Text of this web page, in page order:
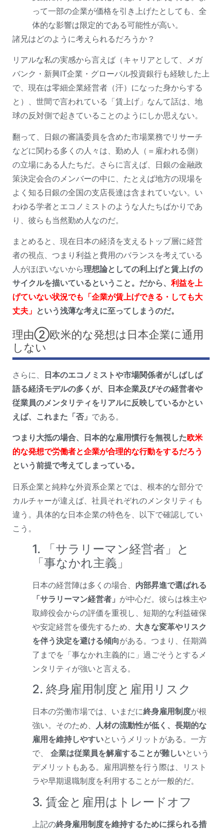
って一部の企業が価格を引き上げたとしても、全
体的な影響は限定的である可能性が高い。
諸兄はどのように考えられるだろうか？
リアルな私の実感から言えば（キャリアとして、メガ
バンク・新興IT企業・グローバル投資銀行も経験した上
で、現在は零細企業経営者（汗）になった身からする
と）、世間で言われている「賃上げ」なんて話は、地
球の反対側で起きていることのようにしか思えない。
翻って、日銀の審議委員を含めた市場業務でリサーチ
などに関わる多くの人々は、勤め人（＝雇われる側）
の立場にある人たちだ。さらに言えば、日銀の金融政
策決定会合のメンバーの中に、たとえば地方の現場を
よく知る日銀の全国の支店長達は含まれていない。い
わゆる学者とエコノミストのような人たちばかりであ
り、彼らも当然勤め人なのだ。
まとめると、現在日本の経済を支えるトップ層に経営
者の視点、つまり利益と費用のバランスを考えている
人がほぼいないから理想論としての利上げと賃上げの
サイクルを描いているということ。だから、 利益を上
げていない状況でも「企業が賃上げできる・しても大
丈夫」 という浅薄な考えに至ってしまうのだ。
理由②欧米的な発想は日本企業に通用
しない
さらに、 日本のエコノミストや市場関係者がしばしば
語る経済モデルの多くが、日本企業及びその経営者や
従業員のメンタリティをリアルに反映しているかとい
えば、これまた「否」 である。
つまり大抵の場合、日本的な雇用慣行を無視した欧米
的な発想で労働者と企業が合理的な行動をするだろう
という前提で考えてしまっている。
日系企業と純粋な外資系企業とでは、根本的な部分で
カルチャーが違えば、社員それぞれのメンタリティも
違う。具体的な日本企業の特色を、以下で確認してい
こう。
1. 「サラリーマン経営者」と
「事なかれ主義」
日本の経営陣は多くの場合、 内部昇進で選ばれる
「サラリーマン経営者」 が中心だ。彼らは株主や
取締役会からの評価を重視し、短期的な利益確保
や安定経営を優先するため、 大きな変革やリスク
を伴う決定を避ける傾向がある。つまり、任期満
了までを「事なかれ主義的に」過ごそうとするメ
ンタリティが強いと言える。
2. 終身雇用制度と雇用リスク
日本の労働市場では、いまだに終身雇用制度が根
強い。そのため、 人材の流動性が低く、長期的な
雇用を維持しやすいというメリットがある。一方
で、 企業は従業員を解雇することが難しいという
デメリットもある。雇用調整を行う際は、リスト
ラや早期退職制度を利用することが一般的だ。
3. 賃金と雇用はトレードオフ
上記の終身雇用制度を維持するために採られる措